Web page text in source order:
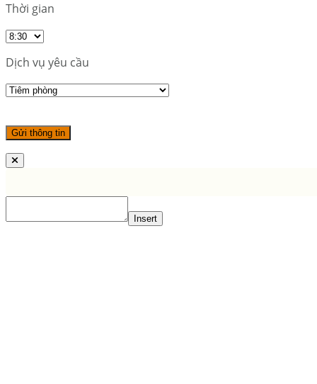
Thời gian
Dịch vụ yêu cầu
Insert